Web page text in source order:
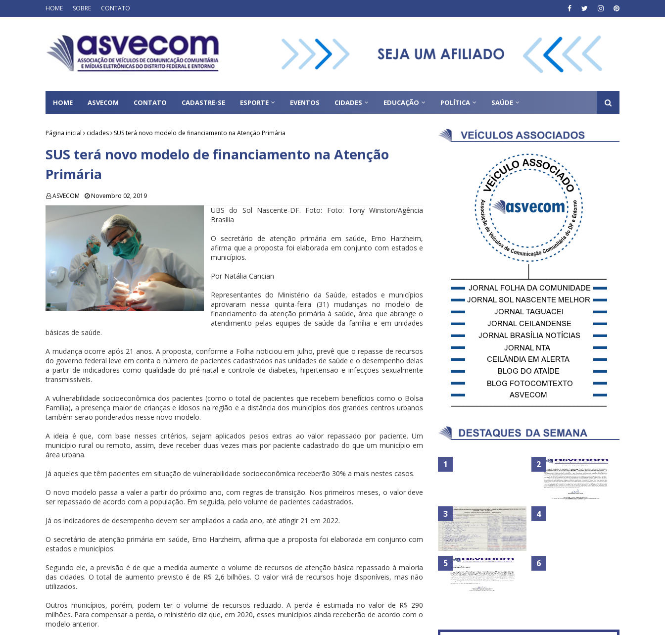
HOME SOBRE CONTATO
HOME ASVECOM CONTATO CADASTRE-SE ESPORTE EVENTOS CIDADES EDUCAÇÃO POLÍTICA SAÚDE
Página inicial cidades SUS terá novo modelo de financiamento na Atenção Primária
SUS terá novo modelo de financiamento na Atenção
Primária
ASVECOM Novembro 02, 2019
UBS do Sol Nascente-DF. Foto: Foto: Tony Winston/Agência
Brasília
O secretário de atenção primária em saúde, Erno Harzheim,
afirma que a proposta foi elaborada em conjunto com estados e
municípios.
Por Natália Cancian
Representantes do Ministério da Saúde, estados e municípios
aprovaram nessa quinta-feira (31) mudanças no modelo de
financiamento da atenção primária à saúde, área que abrange o
atendimento pelas equipes de saúde da família e em unidades
básicas de saúde.
A mudança ocorre após 21 anos. A proposta, conforme a Folha noticiou em julho, prevê que o repasse de recursos
do governo federal leve em conta o número de pacientes cadastrados nas unidades de saúde e o desempenho delas
a partir de indicadores como qualidade do pré-natal e controle de diabetes, hipertensão e infecções sexualmente
transmissíveis.
A vulnerabilidade socioeconômica dos pacientes (como o total de pacientes que recebem benefícios como o Bolsa
Família), a presença maior de crianças e idosos na região e a distância dos municípios dos grandes centros urbanos
também serão ponderados nesse novo modelo.
A ideia é que, com base nesses critérios, sejam aplicados pesos extras ao valor repassado por paciente. Um
município rural ou remoto, assim, deve receber duas vezes mais por paciente cadastrado do que um município em
área urbana.
Já aqueles que têm pacientes em situação de vulnerabilidade socioeconômica receberão 30% a mais nestes casos.
O novo modelo passa a valer a partir do próximo ano, com regras de transição. Nos primeiros meses, o valor deve
ser repassado de acordo com a população. Em seguida, pelo volume de pacientes cadastrados.
Já os indicadores de desempenho devem ser ampliados a cada ano, até atingir 21 em 2022.
O secretário de atenção primária em saúde, Erno Harzheim, afirma que a proposta foi elaborada em conjunto com
estados e municípios.
Segundo ele, a previsão é de que a medida aumente o volume de recursos de atenção básica repassado à maioria
das cidades. O total de aumento previsto é de R$ 2,6 bilhões. O valor virá de recursos hoje disponíveis, mas não
utilizados.
Outros municípios, porém, podem ter o volume de recursos reduzido. A perda é estimada no valor de R$ 290
milhões. Para compensar a perda, o ministério diz que, em 2020, esses municípios ainda receberão de acordo com o
modelo anterior.
Secretaria da Fazenda abre
Maior São João do Cerrado